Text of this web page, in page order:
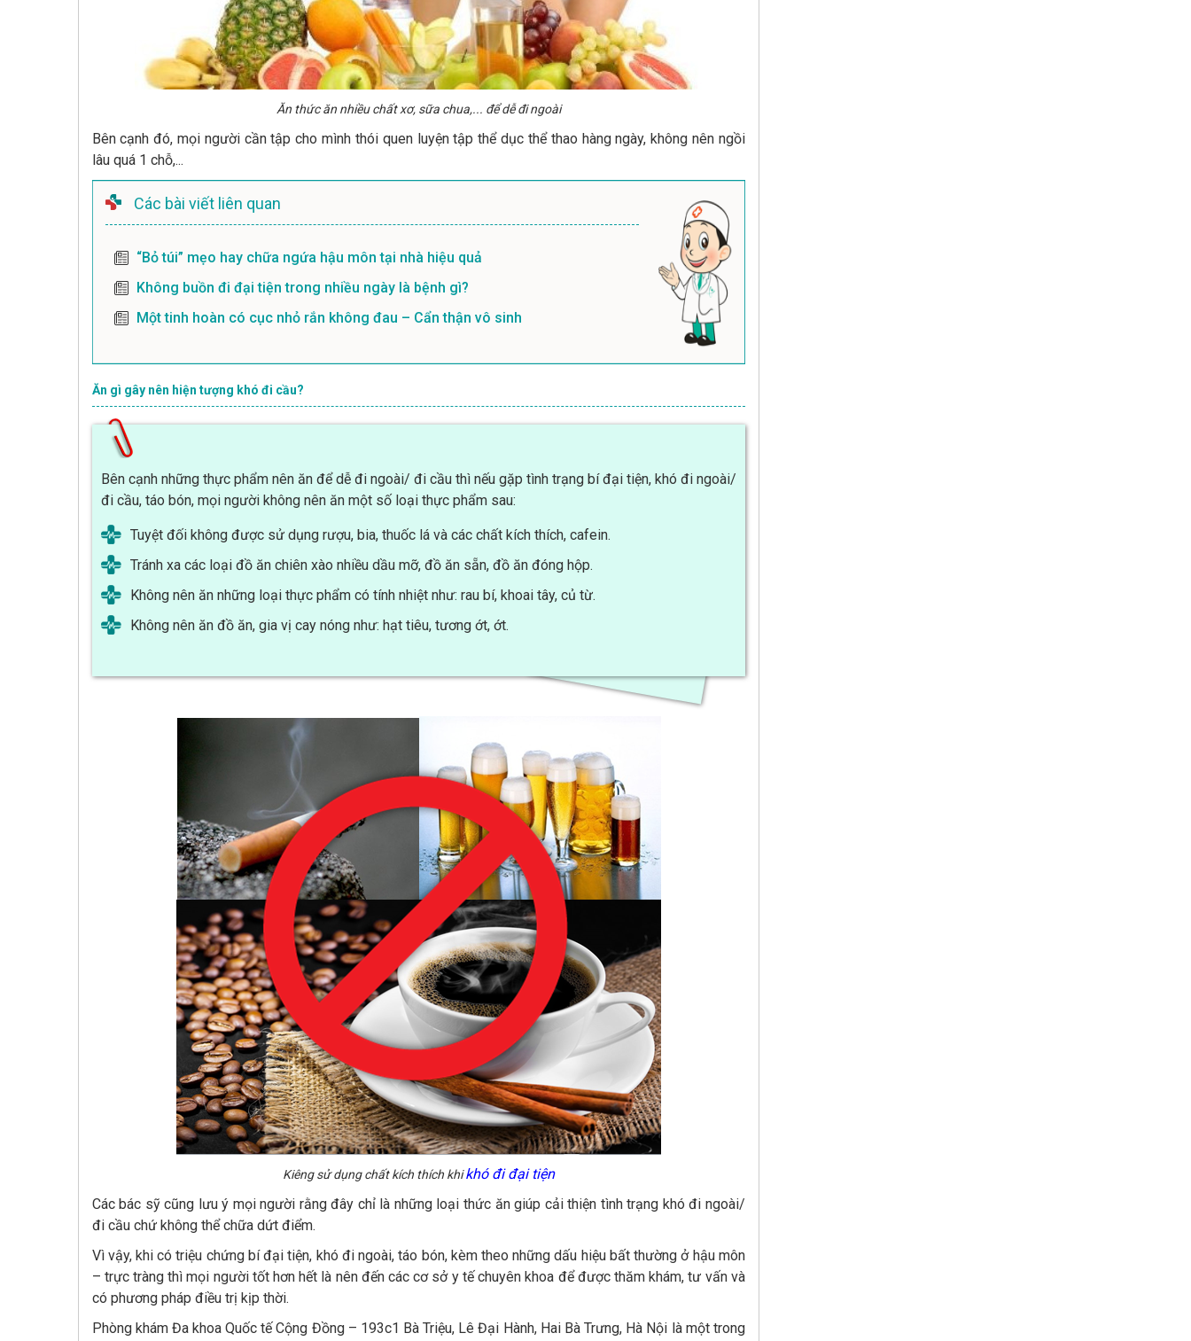
Ăn thức ăn nhiều chất xơ, sữa chua,... để dễ đi ngoài
Bên cạnh đó, mọi người cần tập cho mình thói quen luyện tập thể dục thể thao hàng ngày, không nên ngồi
lâu quá 1 chỗ,...
Các bài viết liên quan
“Bỏ túi” mẹo hay chữa ngứa hậu môn tại nhà hiệu quả
Không buồn đi đại tiện trong nhiều ngày là bệnh gì?
Một tinh hoàn có cục nhỏ rắn không đau – Cẩn thận vô sinh
Ăn gì gây nên hiện tượng khó đi cầu?
Bên cạnh những thực phẩm nên ăn để dễ đi ngoài/ đi cầu thì nếu gặp tình trạng bí đại tiện, khó đi ngoài/
đi cầu, táo bón, mọi người không nên ăn một số loại thực phẩm sau:
Tuyệt đối không được sử dụng rượu, bia, thuốc lá và các chất kích thích, cafein.
Tránh xa các loại đồ ăn chiên xào nhiều dầu mỡ, đồ ăn sẵn, đồ ăn đóng hộp.
Không nên ăn những loại thực phẩm có tính nhiệt như: rau bí, khoai tây, củ từ.
Không nên ăn đồ ăn, gia vị cay nóng như: hạt tiêu, tương ớt, ớt.
Kiêng sử dụng chất kích thích khikhó đi đại tiện
Các bác sỹ cũng lưu ý mọi người rằng đây chỉ là những loại thức ăn giúp cải thiện tình trạng khó đi ngoài/
đi cầu chứ không thể chữa dứt điểm.
Vì vậy, khi có triệu chứng bí đại tiện, khó đi ngoài, táo bón, kèm theo những dấu hiệu bất thường ở hậu môn
– trực tràng thì mọi người tốt hơn hết là nên đến các cơ sở y tế chuyên khoa để được thăm khám, tư vấn và
có phương pháp điều trị kịp thời.
Phòng khám Đa khoa Quốc tế Cộng Đồng – 193c1 Bà Triệu, Lê Đại Hành, Hai Bà Trưng, Hà Nội là một trong